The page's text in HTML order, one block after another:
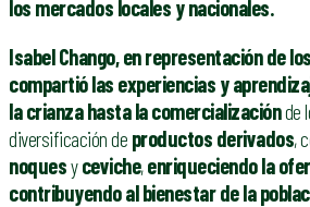
los mercados locales y nacionales.
Isabel Chango, en representación de
compartió las experiencias y
la crianza hasta la comercializaciónde
diversificación de productos derivados,
noquesyceviche,enriqueciendo la
contribuyendo al bienestar de la